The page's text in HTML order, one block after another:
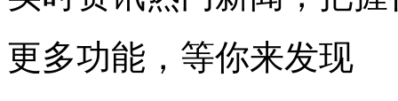
更多功能，等你来发现